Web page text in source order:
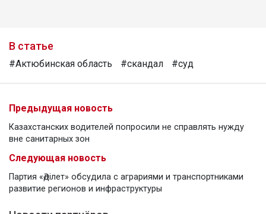
В статье
#Актюбинская область #скандал #суд
Предыдущая новость
Казахстанских водителей попросили не справлять нужду
вне санитарных зон
Следующая новость
Партия «Әділет» обсудила с аграриями и транспортниками
развитие регионов и инфраструктуры